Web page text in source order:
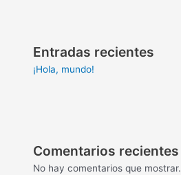
Entradas recientes
¡Hola, mundo!
Comentarios recientes
No hay comentarios que mostrar.